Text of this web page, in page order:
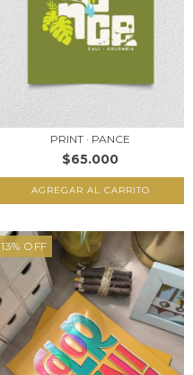
PRINT · PANCE
$65.000
AGREGAR AL CARRITO
13% OFF